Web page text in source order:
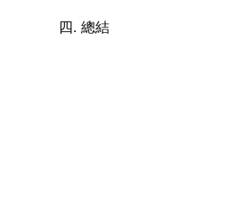
四. 總結